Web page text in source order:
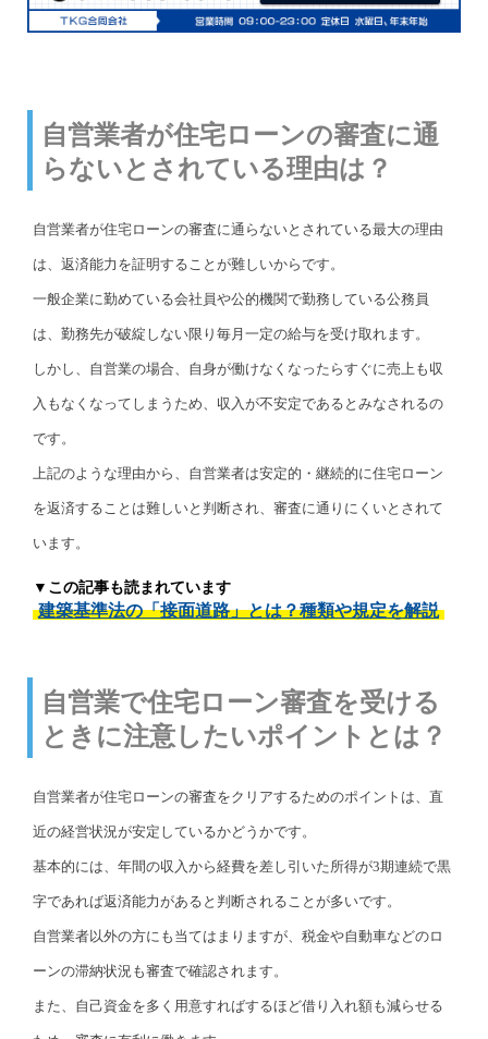
自営業者が住宅ローンの審査に通
らないとされている理由は？
自営業者が住宅ローンの審査に通らないとされている最大の理由
は、返済能力を証明することが難しいからです。
一般企業に勤めている会社員や公的機関で勤務している公務員
は、勤務先が破綻しない限り毎月一定の給与を受け取れます。
しかし、自営業の場合、自身が働けなくなったらすぐに売上も収
入もなくなってしまうため、収入が不安定であるとみなされるの
です。
上記のような理由から、自営業者は安定的・継続的に住宅ローン
を返済することは難しいと判断され、審査に通りにくいとされて
います。
▼この記事も読まれています
建築基準法の「接面道路」とは？種類や規定を解説
自営業で住宅ローン審査を受ける
ときに注意したいポイントとは？
自営業者が住宅ローンの審査をクリアするためのポイントは、直
近の経営状況が安定しているかどうかです。
基本的には、年間の収入から経費を差し引いた所得が3期連続で黒
字であれば返済能力があると判断されることが多いです。
自営業者以外の方にも当てはまりますが、税金や自動車などのロ
ーンの滞納状況も審査で確認されます。
また、自己資金を多く用意すればするほど借り入れ額も減らせる